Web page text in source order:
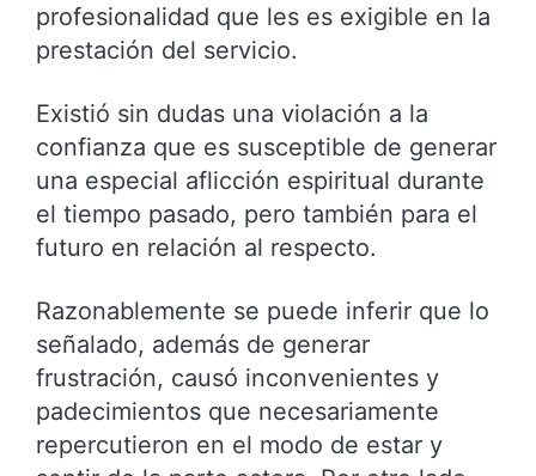
profesionalidad que les es exigible en la
prestación del servicio.
Existió sin dudas una violación a la
confianza que es susceptible de generar
una especial aflicción espiritual durante
el tiempo pasado, pero también para el
futuro en relación al respecto.
Razonablemente se puede inferir que lo
señalado, además de generar
frustración, causó inconvenientes y
padecimientos que necesariamente
repercutieron en el modo de estar y